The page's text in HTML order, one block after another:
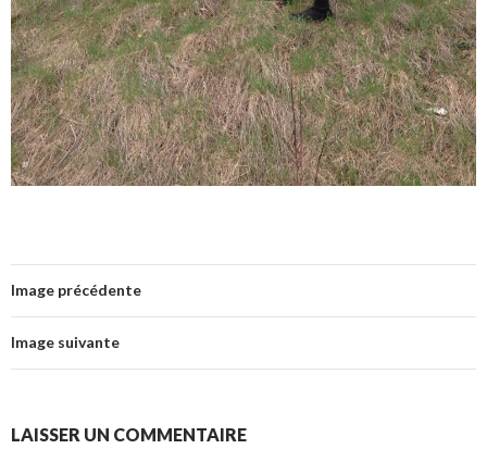
Image précédente
Image suivante
LAISSER UN COMMENTAIRE